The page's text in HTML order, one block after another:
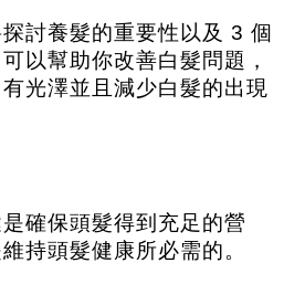
討養髮的重要性以及 3 個
以幫助你改善白髮問題，
光澤並且減少白髮的出現
確保頭髮得到充足的營
持頭髮健康所必需的。